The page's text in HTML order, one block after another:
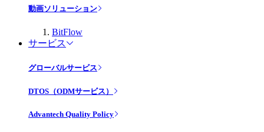
動画ソリューション
BitFlow
サービス
グローバルサービス
DTOS（ODMサービス）
Advantech Quality Policy